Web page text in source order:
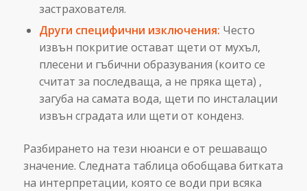
застрахователя.
Други специфични изключения: Често
извън покритие остават щети от мухъл,
плесени и гъбични образувания (които се
считат за последваща, а не пряка щета) ,
загуба на самата вода, щети по инсталации
извън сградата или щети от конденз.
Разбирането на тези нюанси е от решаващо
значение. Следната таблица обобщава битката
на интерпретации, която се води при всяка